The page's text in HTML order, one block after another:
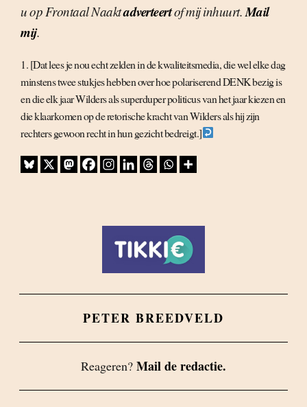
u op Frontaal Naaktadverteertof mij inhuurt.Mail
mij.
1. [Dat lees je nou echt zelden in de kwaliteitsmedia, die wel elke dag
minstens twee stukjes hebben over hoe polariserend DENK bezig is
en die elk jaar Wilders als superduper politicus van het jaar kiezen en
die klaarkomen op de retorische kracht van Wilders als hij zijn
rechters gewoon recht in hun gezicht bedreigt.]
PETER BREEDVELD
Reageren? Mail de redactie.